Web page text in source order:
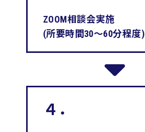
ZOOM相談会実施
(所要時間30～60分程度)
４．